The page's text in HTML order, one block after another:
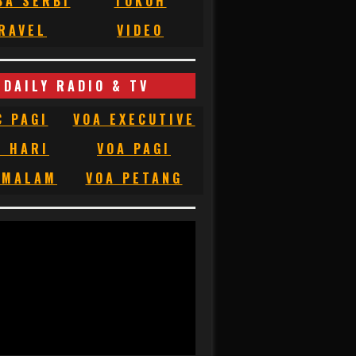
VIDEO
DAILY RADIO & TV
PAGI
VOA EXECUTIVE
HARI
VOA PAGI
VOA PETANG